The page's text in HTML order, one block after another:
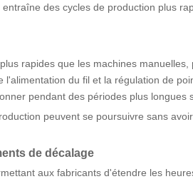
des cycles de production plus
rapides que les machines
du fil et la régulation de
pendant des périodes plus longues
peuvent se poursuivre sans
de décalage
aux fabricants d'étendre les